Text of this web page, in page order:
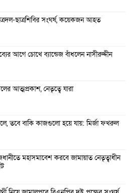
ছাত্রশিবির সংঘর্ষ, কয়েকজন আহত
আগে চোখে ব্যান্ডেজ বাঁধলেন নাসীরুদ্দীন
আত্মপ্রকাশ, নেতৃত্বে যারা
তবে বাকি কাজগুলো হয়ে যায়: মির্জা ফখরুল
মহাসমাবেশ করবে জামায়াত নেতৃত্বাধীন